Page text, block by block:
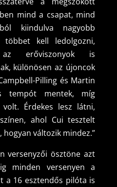
mind a csapat, mind
kiindulva nagyobb
többet kell ledolgozni,
erőviszonyok is
különösen az újoncok
Pilling és Martin
tempót mentek, míg
Érdekes lesz látni,
ahol Cui tesztelt
változik mindez.”
versenyzői ösztöne azt
minden versenyen a
a 16 esztendős pilóta is